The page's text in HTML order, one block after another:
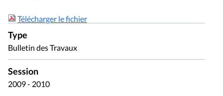
Télécharger le fichier
Type
Bulletin des Travaux
Session
2009 - 2010